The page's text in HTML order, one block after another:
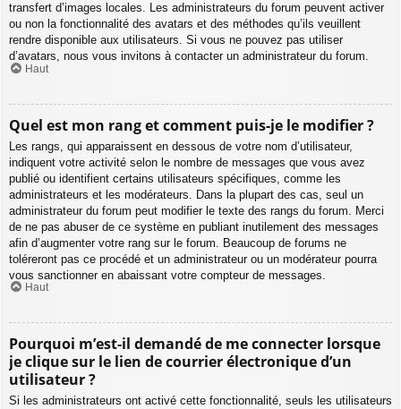
transfert d’images locales. Les administrateurs du forum peuvent activer
ou non la fonctionnalité des avatars et des méthodes qu’ils veuillent
rendre disponible aux utilisateurs. Si vous ne pouvez pas utiliser
d’avatars, nous vous invitons à contacter un administrateur du forum.
Haut
Quel est mon rang et comment puis-je le modifier ?
Les rangs, qui apparaissent en dessous de votre nom d’utilisateur,
indiquent votre activité selon le nombre de messages que vous avez
publié ou identifient certains utilisateurs spécifiques, comme les
administrateurs et les modérateurs. Dans la plupart des cas, seul un
administrateur du forum peut modifier le texte des rangs du forum. Merci
de ne pas abuser de ce système en publiant inutilement des messages
afin d’augmenter votre rang sur le forum. Beaucoup de forums ne
toléreront pas ce procédé et un administrateur ou un modérateur pourra
vous sanctionner en abaissant votre compteur de messages.
Haut
Pourquoi m’est-il demandé de me connecter lorsque
je clique sur le lien de courrier électronique d’un
utilisateur ?
Si les administrateurs ont activé cette fonctionnalité, seuls les utilisateurs